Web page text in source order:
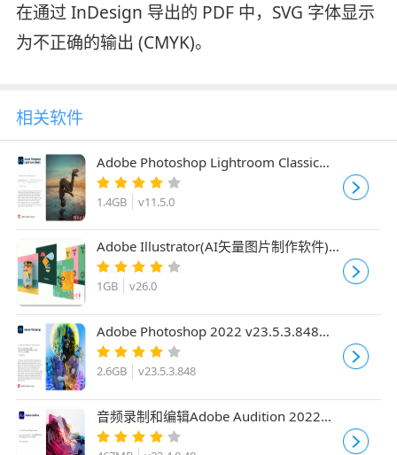
在通过 InDesign 导出的 PDF 中，SVG 字体显示
为不正确的输出 (CMYK)。
相关软件
Adobe Photoshop Lightroom Classic
2022 v11.5.0 ACR14 中文直装破解版
x64
1.4GB v11.5.0
Adobe Illustrator(AI矢量图片制作软件)
2022 v26.0 安装版
1GB v26.0
Adobe Photoshop 2022 v23.5.3.848
ACR16.0 中文一键安装破解版(附使用教
程) X64
2.6GB v23.5.3.848
音频录制和编辑Adobe Audition 2022
v22.4.0.49 中文直装激活版 x64